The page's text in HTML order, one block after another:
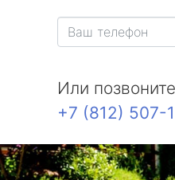
Или
+7 (812) 507-